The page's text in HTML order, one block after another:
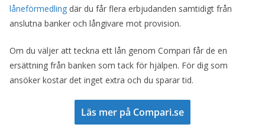
låneförmedling där du får flera erbjudanden samtidigt från
anslutna banker och långivare mot provision.
Om du väljer att teckna ett lån genom Compari får de en
ersättning från banken som tack för hjälpen. För dig som
ansöker kostar det inget extra och du sparar tid.
Läs mer på Compari.se